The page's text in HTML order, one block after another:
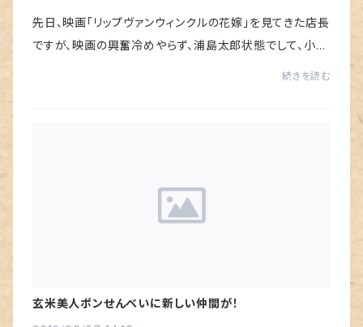
先日、映画「リップヴァンウィンクルの花嫁」を見てきた店長
ですが、映画の興奮冷めやらず、浦島太郎状態でして、小惑
続きを読む
玄米美人ポンせんべいに新しい仲間が！